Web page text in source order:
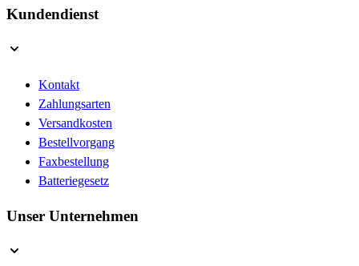
Kundendienst
Kontakt
Zahlungsarten
Versandkosten
Bestellvorgang
Faxbestellung
Batteriegesetz
Unser Unternehmen